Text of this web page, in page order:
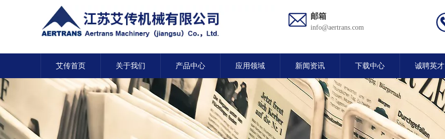
邮箱
info@aertrans.com
艾传首页 关于我们 产品中心 应用领域 新闻资讯 下载中心 诚聘英才